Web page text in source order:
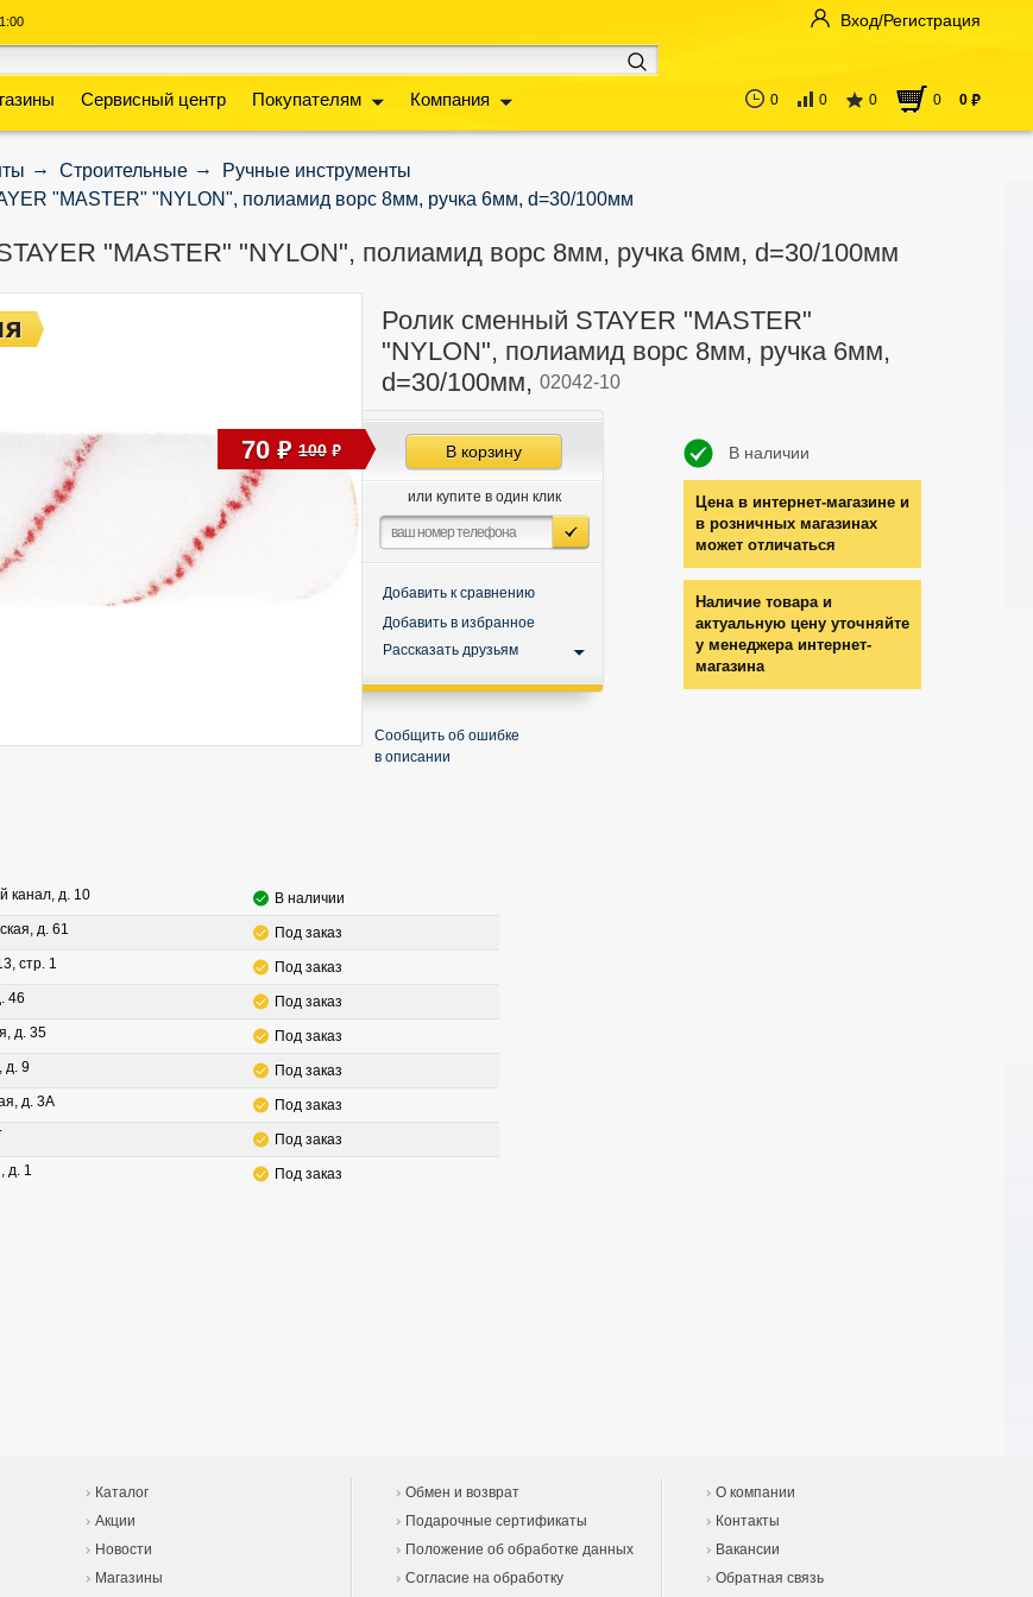
Сервисный центр Покупателям Компания
Вход/Регистрация
0 0 0 0 0 руб
Строительные
Ручные инструменты
"MASTER" "NYLON", полиамид ворс 8мм, ручка 6мм, d=30/100мм
"MASTER" "NYLON", полиамид ворс 8мм, ручка 6мм, d=30/100мм
Ролик сменный STAYER "MASTER"
"NYLON", полиамид ворс 8мм, ручка 6мм,
d=30/100мм, 02042-10
В наличии
Цена в интернет-магазине и
в розничных магазинах
может отличаться
Наличие товара и
актуальную цену уточняйте
у менеджера интернет-
магазина
В корзину
или купите в один клик
Добавить к сравнению
Добавить в избранное
Рассказать друзьям
Сообщить об ошибке
в описании
70 руб 100 руб
канал, д. 10
В наличии
д. 61
Под заказ
стр. 1
Под заказ
46
Под заказ
д. 35
Под заказ
д. 9
Под заказ
д. 3А
Под заказ
Под заказ
д. 1
Под заказ
Каталог
Акции
Новости
Магазины
Обмен и возврат
Подарочные сертификаты
Положение об обработке данных
Согласие на обработку
О компании
Контакты
Вакансии
Обратная связь